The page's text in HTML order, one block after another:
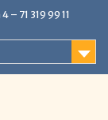
4 – 71 319 99 11